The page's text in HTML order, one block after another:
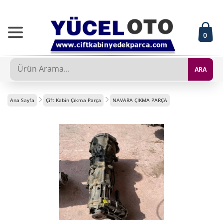
0
ARA
Ana Sayfa Çift Kabin Çıkma Parça NAVARA ÇIKMA PARÇA